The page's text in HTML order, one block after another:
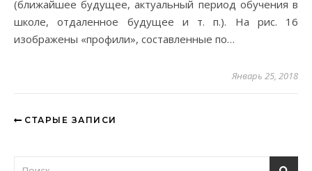
(ближайшее будущее, актуальный период обучения в
школе, отдаленное будущее и т. п.). На рис. 16
изображены «профили», составленные по…
Январь 25, 2018
СТАРЫЕ ЗАПИСИ